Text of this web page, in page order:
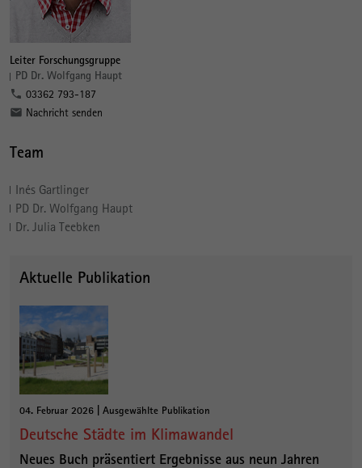
Leiter Forschungsgruppe
PD Dr. Wolfgang Haupt
03362 793-187
Nachricht senden
Team
Inés Gartlinger
PD Dr. Wolfgang Haupt
Dr. Julia Teebken
Aktuelle Publikation
04. Februar 2026 | Ausgewählte Publikation
Deutsche Städte im Klimawandel
Neues Buch präsentiert Ergebnisse aus neun Jahren